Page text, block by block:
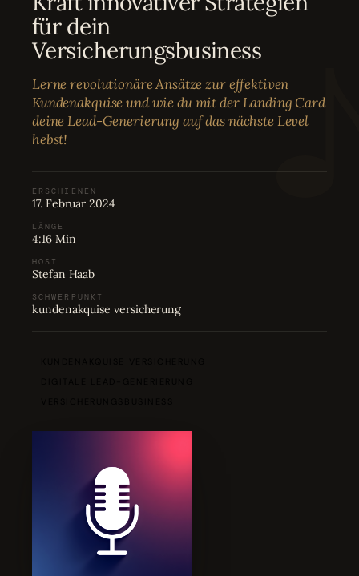
04 Bewertungen
Karriere
Partnerprogramm
für dein
Versicherungsbusiness
Lerne revolutionäre Ansätze zur effektiven
Kundenakquise und wie du mit der Landing Card
deine Lead-Generierung auf das nächste Level
hebst!
ERSCHIENEN
17. Februar 2024
LÄNGE
4:16 Min
HOST
Stefan Haab
SCHWERPUNKT
kundenakquise versicherung